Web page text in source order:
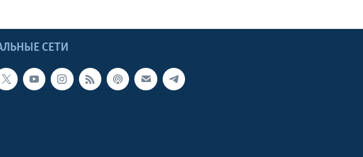
СЕТИ